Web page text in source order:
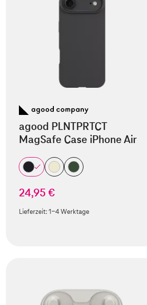
agood PLNTPRTCT
MagSafe Case iPhone Air
24,95 €
Lieferzeit:1-4 Werktage